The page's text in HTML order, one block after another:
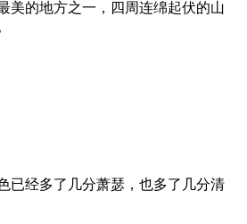
美的地方之一，四周连绵起伏的山
已经多了几分萧瑟，也多了几分清